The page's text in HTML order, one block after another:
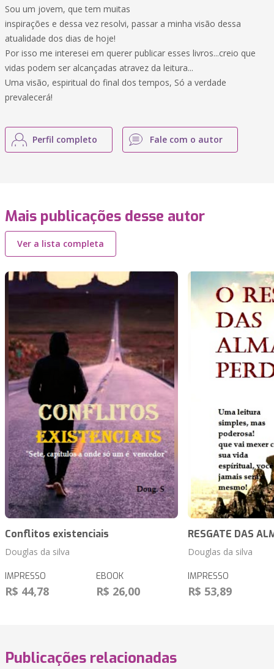
Sou um jovem, que tem muitas
inspirações e dessa vez resolvi, passar a minha visão dessa
atualidade dos dias de hoje!
Por isso me interesei em querer publicar esses livros...creio que
vidas podem ser alcançadas atravez da leitura...
Uma visão, espiritual do final dos tempos, Só a verdade
prevalecerá!
Perfil completo Fale com o autor
Mais publicações desse autor
Ver a lista completa
Conflitos existenciais
Douglas da silva
IMPRESSO
R$ 44,78
EBOOK
R$ 26,00
RESGATE DAS
Douglas da silva
IMPRESSO
R$ 53,89
Publicações relacionadas